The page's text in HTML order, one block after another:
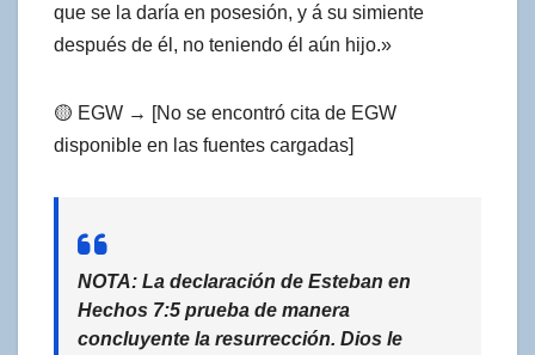
que se la daría en posesión, y á su simiente
después de él, no teniendo él aún hijo.»
🟡 EGW → [No se encontró cita de EGW
disponible en las fuentes cargadas]
NOTA: La declaración de Esteban en
Hechos 7:5 prueba de manera
concluyente la resurrección. Dios le